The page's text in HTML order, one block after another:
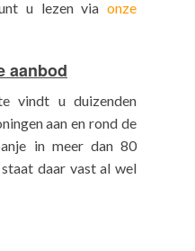
u lezen via onze
aanbod
vindt u duizenden
aan en rond de
in meer dan 80
daar vast al wel